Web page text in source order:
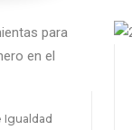
Igualdad